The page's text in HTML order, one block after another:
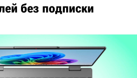
без подписки